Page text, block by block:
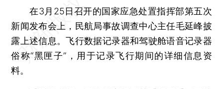
在3月25日召开的国家应急处置指挥部第五次
新闻发布会上，民航局事故调查中心主任毛延峰披
露上述信息。飞行数据记录器和驾驶舱语音记录器
俗称“黑匣子”，用于记录飞行期间的详细信息资
料。